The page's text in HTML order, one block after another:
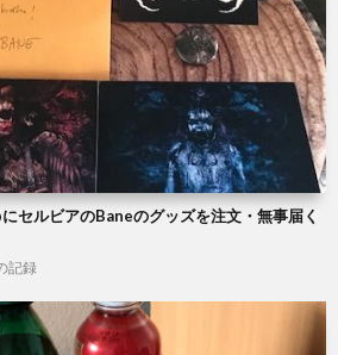
セルビアのBaneのグッズを注文・無事届く
記録